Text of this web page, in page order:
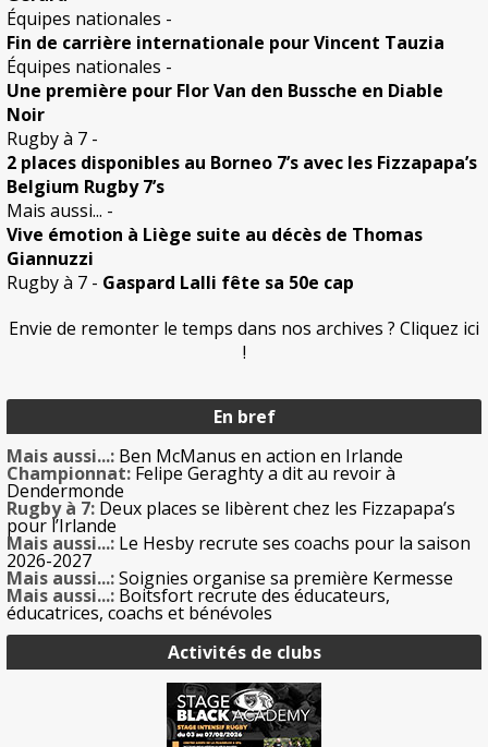
Équipes nationales -
Fin de carrière internationale pour Vincent Tauzia
Équipes nationales -
Une première pour Flor Van den Bussche en Diable
Noir
Rugby à 7 -
2 places disponibles au Borneo 7’s avec les Fizzapapa’s
Belgium Rugby 7’s
Mais aussi... -
Vive émotion à Liège suite au décès de Thomas
Giannuzzi
Rugby à 7 - Gaspard Lalli fête sa 50e cap
Envie de remonter le temps dans nos archives ? Cliquez ici
!
En bref
Mais aussi...: Ben McManus en action en Irlande
Championnat: Felipe Geraghty a dit au revoir à
Dendermonde
Rugby à 7: Deux places se libèrent chez les Fizzapapa’s
pour l’Irlande
Mais aussi...: Le Hesby recrute ses coachs pour la saison
2026-2027
Mais aussi...:Soignies organise sa première Kermesse
Mais aussi...: Boitsfort recrute des éducateurs,
éducatrices, coachs et bénévoles
Activités de clubs